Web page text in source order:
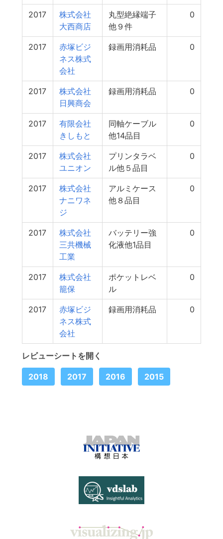
2017
株式会社
大西商店
丸型絶縁端子
他９件
0
2017
赤塚ビジ
ネス株式
会社
録画用消耗品 0
2017
株式会社
日興商会
録画用消耗品 0
2017
有限会社
きしもと
同軸ケーブル
他14品目
0
2017
株式会社
ユニオン
プリンタラベ
ル他５品目
0
2017
株式会社
ナニワネ
ジ
アルミケース
他８品目
0
2017
株式会社
三共機械
工業
バッテリー強
化液他1品目
0
2017
株式会社
籠保
ポケットレベ
ル
0
2017
赤塚ビジ
ネス株式
会社
録画用消耗品 0
レビューシートを開く
2018 2017 2016 2015